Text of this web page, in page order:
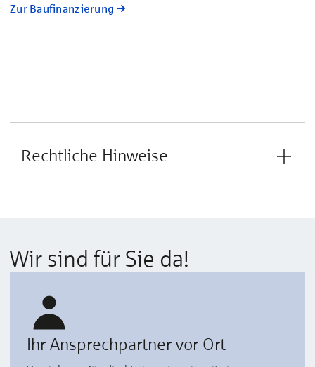
Zur Baufinanzierung
Rechtliche Hinweise
Wir sind für Sie da!
Ihr Ansprechpartner vor Ort